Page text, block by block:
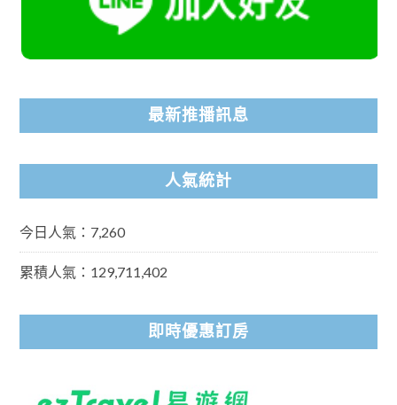
最新推播訊息
人氣統計
今日人氣：7,260
累積人氣：129,711,402
即時優惠訂房